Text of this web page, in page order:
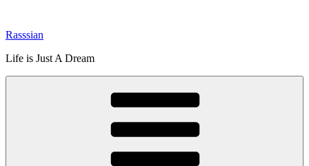
konten
Rasssian
Life is Just A Dream